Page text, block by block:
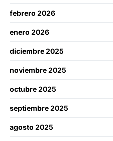
febrero 2026
enero 2026
diciembre 2025
noviembre 2025
octubre 2025
septiembre 2025
agosto 2025